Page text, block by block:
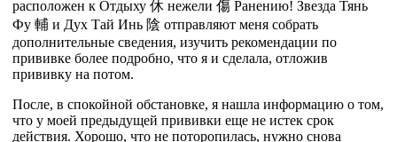
расположен к Отдыху 休 нежели 傷 Ранению! Звезда Тянь
Фу 輔 и Дух Тай Инь 陰 отправляют меня собрать
дополнительные сведения, изучить рекомендации по
прививке более подробно, что я и сделала, отложив
прививку на потом.
После, в спокойной обстановке, я нашла информацию о том,
что у моей предыдущей прививки еще не истек срок
действия. Хорошо, что не поторопилась, нужно снова